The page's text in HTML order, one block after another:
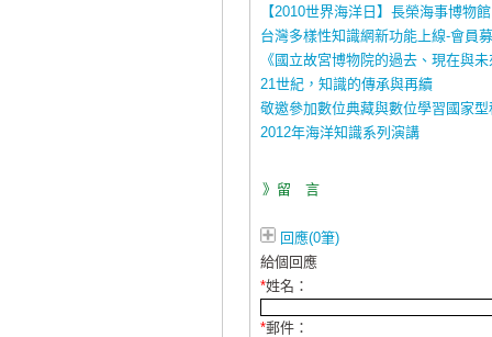
【2010世界海洋日】長榮海事博物
台灣多樣性知識網新功能上線-會員
《國立故宮博物院的過去、現在與
21世紀，知識的傳承與再續
敬邀參加數位典藏與數位學習國家
2012年海洋知識系列演講
》留 言
回應(0筆)
給個回應
*姓名：
*郵件：